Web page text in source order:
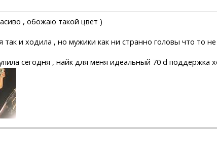
, обожаю такой цвет )
так и ходила , но мужики как ни странно головы что то
сегодня , найк для меня идеальный 70 d